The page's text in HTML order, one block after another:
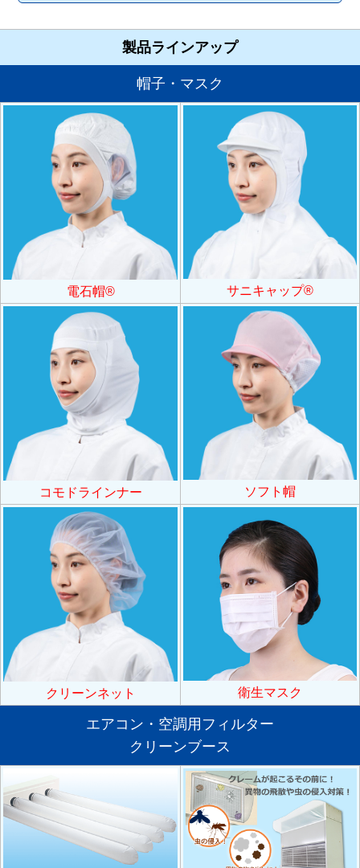
製品ラインアップ
帽子・マスク
電石帽® サニキャップ®
コモドラインナー ソフト帽
クリーンネット 衛生マスク
エアコン・空調用フィルター
クリーンブース